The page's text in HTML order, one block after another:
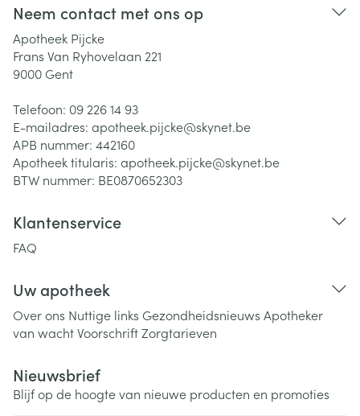
Neem contact met ons op
Apotheek Pijcke
Frans Van Ryhovelaan 221
9000 Gent
Telefoon: 09 226 14 93
E-mailadres: apotheek.pijcke@skynet.be
APB nummer: 442160
Apotheek titularis: apotheek.pijcke@skynet.be
BTW nummer: BE0870652303
Klantenservice
FAQ
Uw apotheek
Over ons Nuttige links Gezondheidsnieuws Apotheker
van wachtVoorschriftZorgtarieven
Nieuwsbrief
Blijf op de hoogte van nieuwe producten en promoties